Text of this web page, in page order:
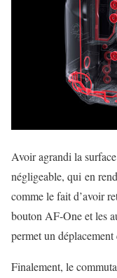
Avoir agrandi la
négligeable, qui en
comme le fait d’avoir
bouton AF-One et les
permet un
Finalement, le